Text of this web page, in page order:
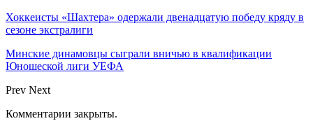
Хоккеисты «Шахтера» одержали двенадцатую победу кряду в
сезоне экстралиги
Минские динамовцы сыграли вничью в квалификации
Юношеской лиги УЕФА
Prev Next
Комментарии закрыты.